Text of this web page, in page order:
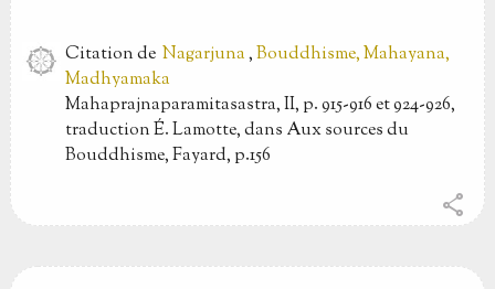
Citationde Nagarjuna,Bouddhisme, Mahayana,
Madhyamaka
Mahaprajnaparamitasastra, II, p. 915-916 et 924-926,
traduction É. Lamotte, dans Aux sources du
Bouddhisme, Fayard, p.156
share